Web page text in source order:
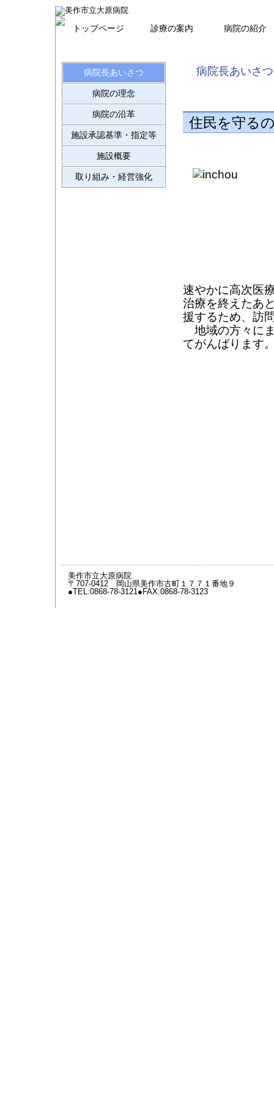
トップページ 診療の案内 病院の紹介
病院長あいさつ
病院の理念
病院の沿革
施設承認基準・指定等
施設概要
取り組み・経営強化
病院長あいさつ
住民を守る
速やかに高次医
治療を終えたあ
援するため、訪
地域の方々に
てがんばります
美作市立大原病院
〒707-0412 岡山県美作市古町１７７１番地９
●TEL:0868-78-3121●FAX:0868-78-3123